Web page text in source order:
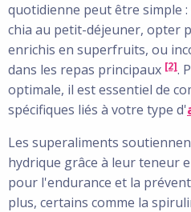
quotidienne peut être simple
chia au petit-déjeuner, opter
enrichis en superfruits, ou
dans les repas principaux [2].
optimale, il est essentiel de
spécifiques liés à votre type d'
Les superaliments
hydrique grâce à leur teneur
pour l'endurance et la
plus, certains comme la